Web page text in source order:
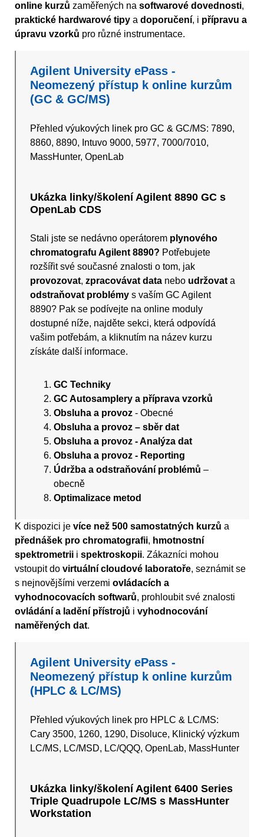
online kurzů zaměřených na softwarové dovednosti,
praktické hardwarové tipy a doporučení, i přípravu a
úpravu vzorků pro různé instrumentace.
Agilent University ePass -
Neomezený přístup k online kurzům
(GC & GC/MS)
Přehled výukových linek pro GC & GC/MS: 7890,
8860, 8890, Intuvo 9000, 5977, 7000/7010,
MassHunter, OpenLab
Ukázka linky/školení Agilent 8890 GC s
OpenLab CDS
Stali jste se nedávno operátorem plynového
chromatografu Agilent 8890? Potřebujete
rozšířit své současné znalosti o tom, jak
provozovat,zpracovávat data nebo udržovat a
odstraňovat problémy s vaším GC Agilent
8890? Pak se podívejte na online moduly
dostupné níže, najděte sekci, která odpovídá
vašim potřebám, a kliknutím na název kurzu
získáte další informace.
GC Techniky
GC Autosamplery a příprava vzorků
Obsluha a provoz - Obecné
Obsluha a provoz – sběr dat
Obsluha a provoz - Analýza dat
Obsluha a provoz - Reporting
Údržba a odstraňování problémů –
obecně
Optimalizace metod
K dispozici je více než 500 samostatných kurzů a
přednášek pro chromatografii, hmotnostní
spektrometrii i spektroskopii. Zákazníci mohou
vstoupit do virtuální cloudové laboratoře, seznámit se
s nejnovějšími verzemi ovládacích a
vyhodnocovacích softwarů, prohloubit své znalosti
ovládání a ladění přístrojů i vyhodnocování
naměřených dat.
Agilent University ePass -
Neomezený přístup k online kurzům
(HPLC & LC/MS)
Přehled výukových linek pro HPLC & LC/MS:
Cary 3500, 1260, 1290, Disoluce, Klinický výzkum
LC/MS, LC/MSD, LC/QQQ, OpenLab, MassHunter
Ukázka linky/školení Agilent 6400 Series
Triple Quadrupole LC/MS s MassHunter
Workstation